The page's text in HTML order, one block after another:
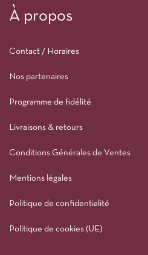
À propos
Contact / Horaires
Nos partenaires
Programme de fidélité
Livraisons & retours
Conditions Générales de Ventes
Mentions légales
Politique de confidentialité
Politique de cookies (UE)